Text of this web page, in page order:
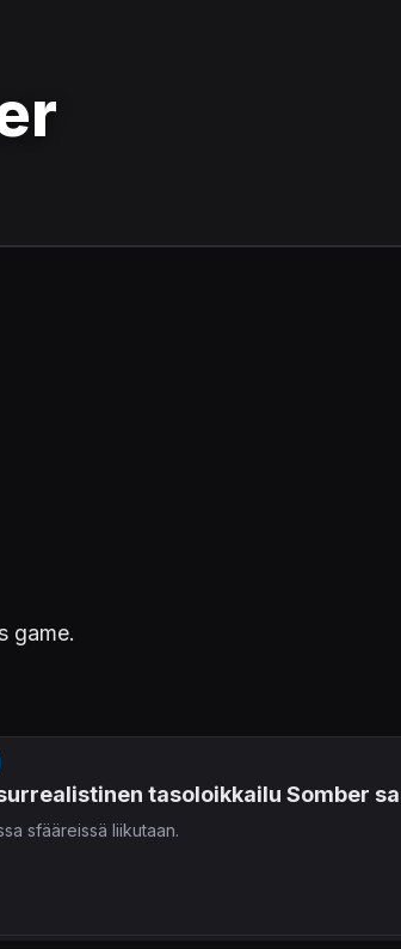
game.
tasoloikkailu Somber
sfääreissä liikutaan.